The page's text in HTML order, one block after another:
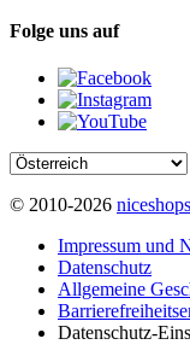
Folge uns auf
© 2010-2026
Impressum und
Datenschutz
Allgemeine
Datenschutz-